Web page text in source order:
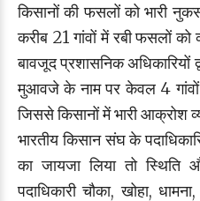
किसानों की फसलों को भारी
करीब 21 गांवों में रबी फसलों
बावजूद प्रशासनिक अधिकारियों
मुआवजे के नाम पर केवल 4 गांवों
जिससे किसानों में भारी आक्रोश
भारतीय किसान संघ के
का जायजा लिया तो
पदाधिकारी चौका, खोहा,